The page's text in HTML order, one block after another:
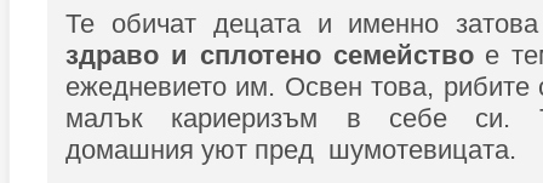
Те обичат децата и именно
здраво и сплотено семействое
ежедневието им. Освен това, рибите
малък кариеризъм в себе си.
домашния уют пред шумотевицата.